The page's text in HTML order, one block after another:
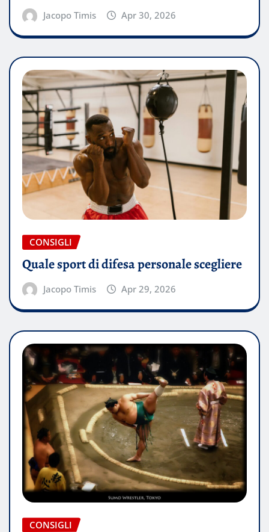
Jacopo Timis Apr 30, 2026
CONSIGLI
Quale sport di difesa personale scegliere
Jacopo Timis Apr 29, 2026
CONSIGLI